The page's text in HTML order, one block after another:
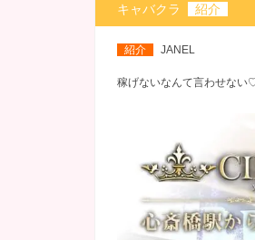
ヘアメ無料 (1)
客引きなし (8)
(62)
キャバクラ 紹介
紹介 JANEL
稼げないなんて言わせない